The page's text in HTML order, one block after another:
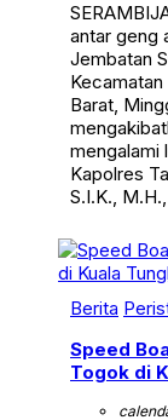
antar geng
Jembatan
Barat,
mengalami
Kapolres
S.I.K.,
Berita
Speed
Togok di